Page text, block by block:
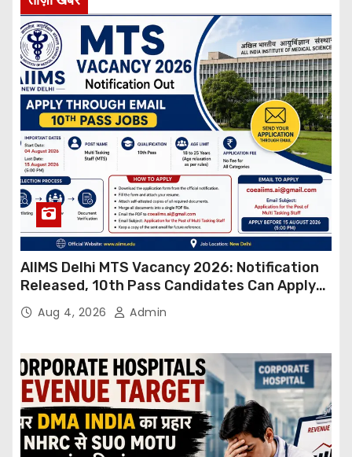
AIIMS Delhi MTS Vacancy 2026: Notification
Released, 10th Pass Candidates Can Apply
Through Email
Aug 4, 2026 Admin